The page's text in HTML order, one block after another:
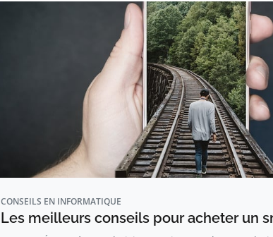
CONSEILS EN INFORMATIQUE
Les meilleurs conseils pour acheter un